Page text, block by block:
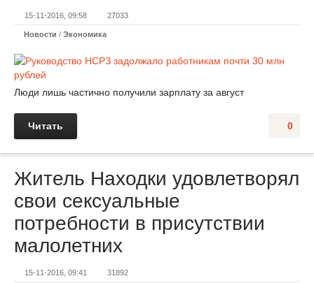
15-11-2016, 09:58 27033
Новости / Экономика
Люди лишь частично получили зарплату за август
0
Читать
Житель Находки удовлетворял
свои сексуальные
потребности в присутствии
малолетних
15-11-2016, 09:41 31892